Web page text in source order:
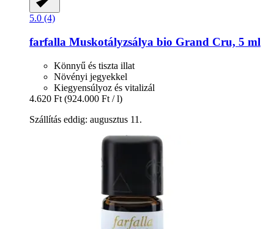
5.0 (4)
farfalla Muskotályzsálya bio Grand Cru, 5 ml
Könnyű és tiszta illat
Növényi jegyekkel
Kiegyensúlyoz és vitalizál
4.620 Ft (924.000 Ft / l)
Szállítás eddig: augusztus 11.